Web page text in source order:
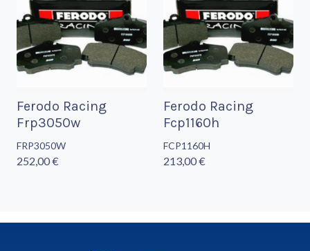
Ferodo Racing
Frp3050w
FRP3050W
252,00 €
Ferodo Racing
Fcp1160h
FCP1160H
213,00 €